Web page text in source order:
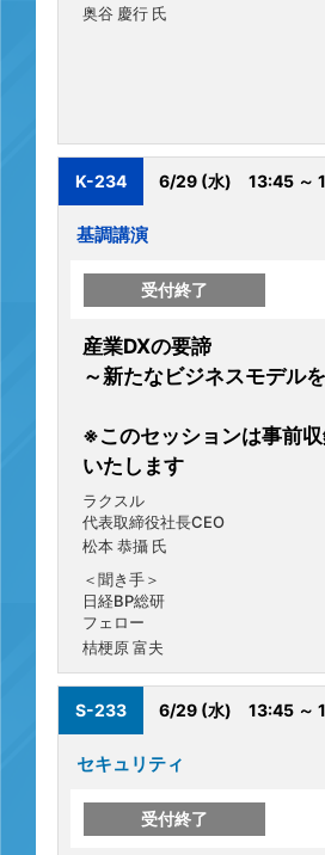
奥谷 慶行 氏
K-234 6/29 (水) 13:45 ～
基調講演
受付終了
産業DXの要諦
～新たなビジネスモデル
※このセッションは事前
いたします
ラクスル
代表取締役社長CEO
松本 恭攝 氏
＜聞き手＞
日経BP総研
フェロー
桔梗原 富夫
S-233 6/29 (水) 13:45 ～
セキュリティ
受付終了